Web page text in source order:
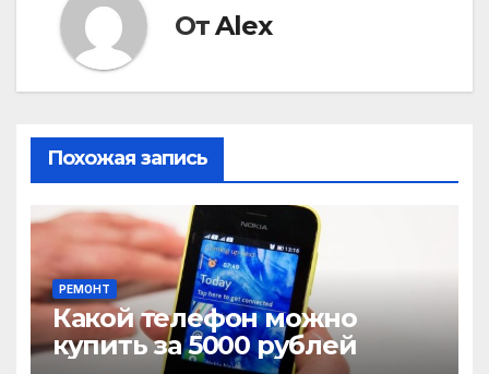
ОтAlex
Похожая запись
РЕМОНТ
Какой телефон можно
купить за 5000 рублей